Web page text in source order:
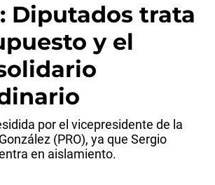
Diputados trata
y el
por el vicepresidente de la
(PRO), ya que Sergio
en aislamiento.